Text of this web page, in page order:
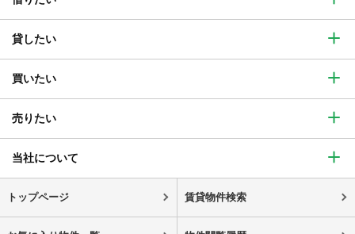
貸したい
買いたい
売りたい
当社について
トップページ 賃貸物件検索